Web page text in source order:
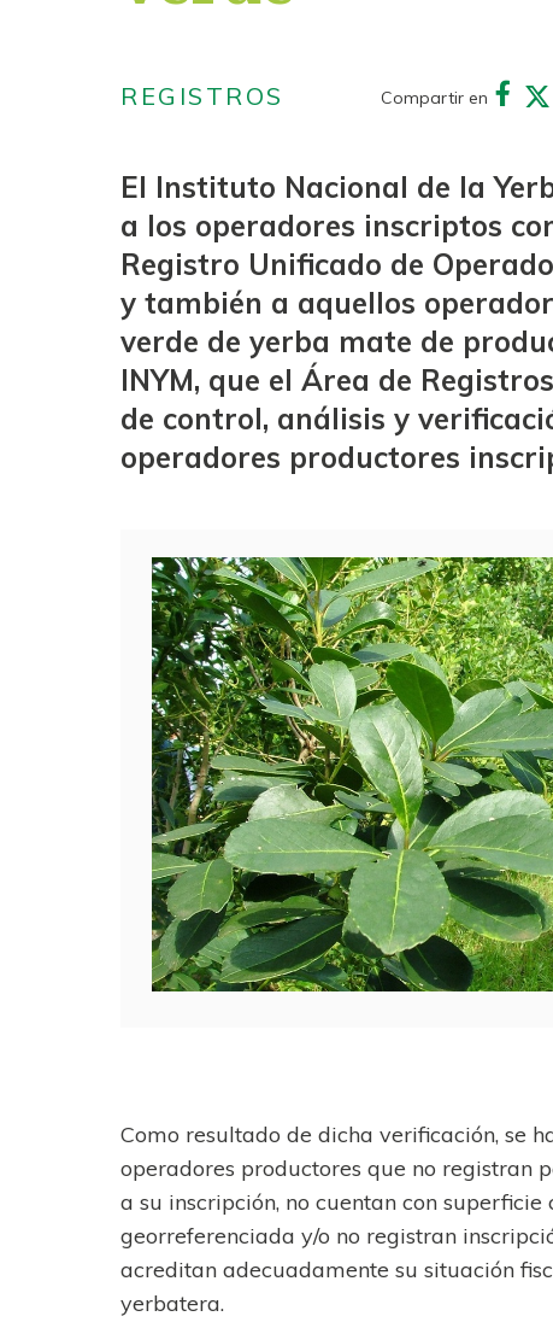
REGISTROS Compartir en
El Instituto Nacional de la
a los operadores inscriptos
Registro Unificado de
y también a aquellos
verde de yerba mate de
INYM, que el Área de
de control, análisis y
operadores productores
Como resultado de dicha verificación, se
operadores productores que no registran
a su inscripción, no cuentan con
georreferenciada y/o no registran
acreditan adecuadamente su situación
yerbatera.